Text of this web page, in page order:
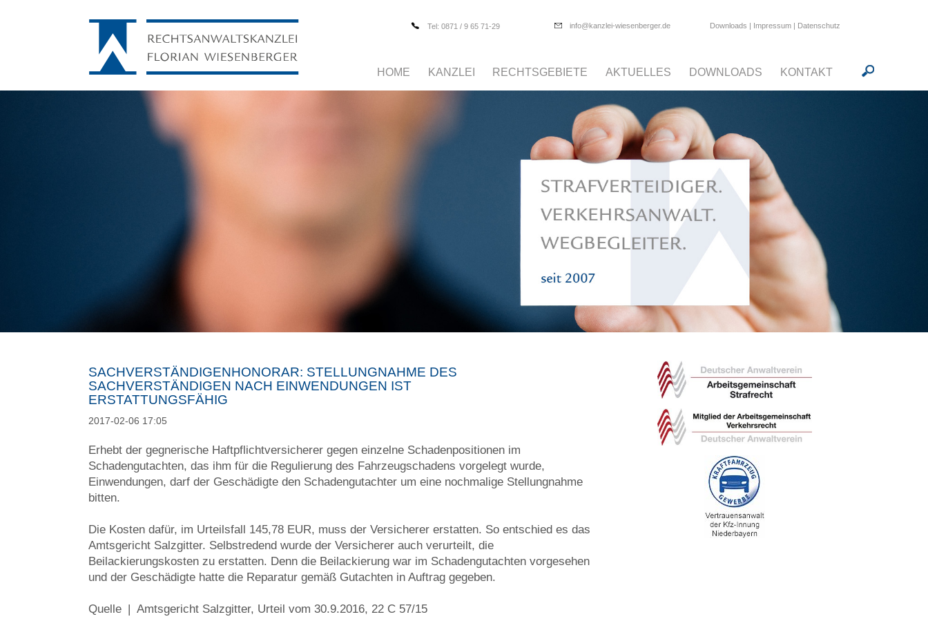
Tel: 0871 / 9 65 71-29 info@kanzlei-wiesenberger.de Downloads | Impressum| Datenschutz
HOME KANZLEI RECHTSGEBIETE AKTUELLES DOWNLOADS KONTAKT
SACHVERSTÄNDIGENHONORAR: STELLUNGNAHME DES
SACHVERSTÄNDIGEN NACH EINWENDUNGEN IST
ERSTATTUNGSFÄHIG
2017-02-06 17:05
Erhebt der gegnerische Haftpflichtversicherer gegen einzelne Schadenpositionen im
Schadengutachten, das ihm für die Regulierung des Fahrzeugschadens vorgelegt wurde,
Einwendungen, darf der Geschädigte den Schadengutachter um eine nochmalige Stellungnahme
bitten.
Die Kosten dafür, im Urteilsfall 145,78 EUR, muss der Versicherer erstatten. So entschied es das
Amtsgericht Salzgitter. Selbstredend wurde der Versicherer auch verurteilt, die
Beilackierungskosten zu erstatten. Denn die Beilackierung war im Schadengutachten vorgesehen
und der Geschädigte hatte die Reparatur gemäß Gutachten in Auftrag gegeben.
Quelle | Amtsgericht Salzgitter, Urteil vom 30.9.2016, 22 C 57/15